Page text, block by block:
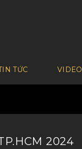
TỨC VIDEO
2024